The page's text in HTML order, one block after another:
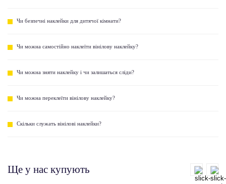
Чи безпечні наклейки для дитячої кімнати?
Чи можна самостійно наклеїти вінілову наклейку?
Чи можна зняти наклейку і чи залишаться сліди?
Чи можна переклеїти вінілову наклейку?
Скільки служать вінілові наклейки?
Ще у нас купують